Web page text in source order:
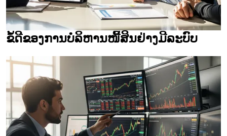
ຂໍ້ດີຂອງການບໍລິຫານໜີ້ສິນຢ່າງມີລະບົບ